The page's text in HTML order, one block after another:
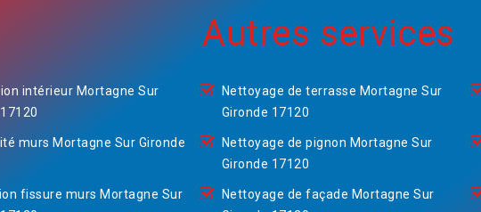
Autres services
intérieur Mortagne Sur
murs Mortagne Sur Gironde
fissure murs Mortagne Sur
Nettoyage de terrasse Mortagne Sur
Gironde 17120
Nettoyage de pignon Mortagne Sur
Gironde 17120
Nettoyage de façade Mortagne Sur